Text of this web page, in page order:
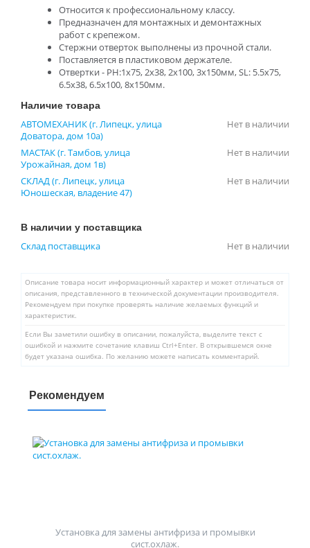
Относится к профессиональному классу.
Предназначен для монтажных и демонтажных
работ с крепежом.
Стержни отверток выполнены из прочной стали.
Поставляется в пластиковом держателе.
Отвертки - PH:1х75, 2x38, 2х100, 3х150мм, SL: 5.5х75,
6.5х38, 6.5х100, 8х150мм.
Наличие товара
АВТОМЕХАНИК (г. Липецк, улица
Доватора, дом 10а)
Нет в наличии
МАСТАК (г. Тамбов, улица
Урожайная, дом 1в)
Нет в наличии
СКЛАД (г. Липецк, улица
Юношеская, владение 47)
Нет в наличии
В наличии у поставщика
Склад поставщика Нет в наличии
Описание товара носит информационный характер и может отличаться от
описания, представленного в технической документации производителя.
Рекомендуем при покупке проверять наличие желаемых функций и
характеристик.
Если Вы заметили ошибку в описании, пожалуйста, выделите текст с
ошибкой и нажмите сочетание клавиш Ctrl+Enter. В открывшемся окне
будет указана ошибка. По желанию можете написать комментарий.
Рекомендуем
Установка для замены антифриза и промывки
сист.охлаж.